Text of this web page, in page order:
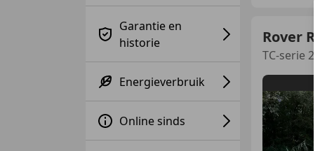
Garantie en
historie
Energieverbruik
Online sinds
Rover
TC-serie